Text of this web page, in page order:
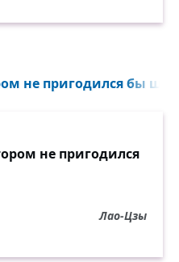
не пригодился бы
не пригодился
Лао-Цзы